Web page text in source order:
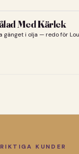
Med Kärlek
gänget i olja — redo för
RIKTIGA KUNDER